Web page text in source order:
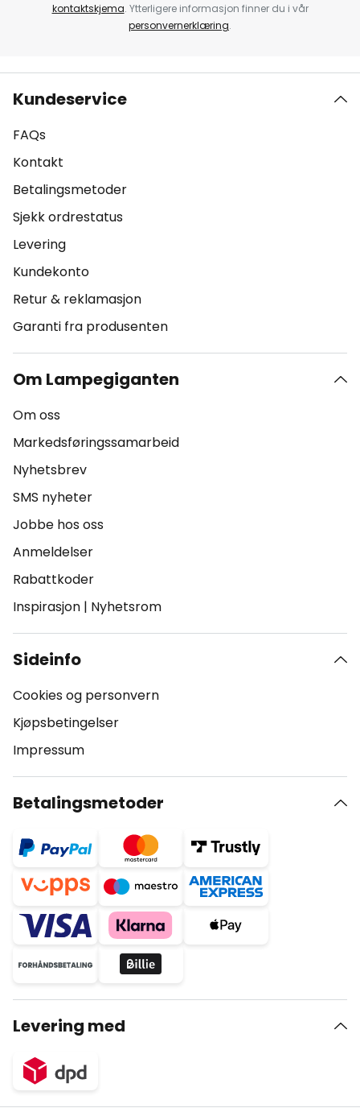
kontaktskjema. Ytterligere informasjon finner du i vår
personvernerklæring.
Kundeservice
FAQs
Kontakt
Betalingsmetoder
Sjekk ordrestatus
Levering
Kundekonto
Retur & reklamasjon
Garanti fra produsenten
Om Lampegiganten
Om oss
Markedsføringssamarbeid
Nyhetsbrev
SMS nyheter
Jobbe hos oss
Anmeldelser
Rabattkoder
Inspirasjon | Nyhetsrom
Sideinfo
Cookies og personvern
Kjøpsbetingelser
Impressum
Betalingsmetoder
Levering med